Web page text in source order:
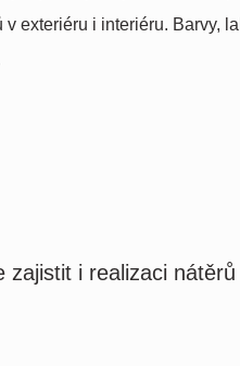
exteriéru i interiéru. Barvy,
i realizaci